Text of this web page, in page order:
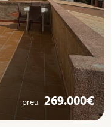
preu 269.000€